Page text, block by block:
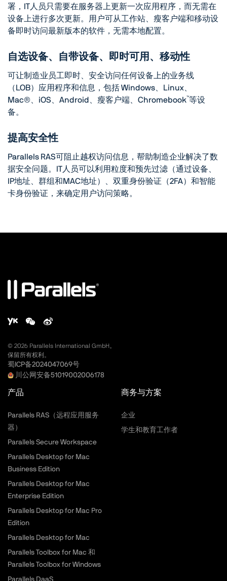
署，IT人员只需要在服务器上更新一次应用程序，而无需在
设备上进行多次更新。用户可从工作站、瘦客户端和移动设
备即时访问最新版本的软件，无需本地配置。
自选设备、自带设备、即时可用、移动性
可让制造业员工即时、安全访问任何设备上的业务线
（LOB）应用程序和信息，包括 Windows、Linux、
Mac®、iOS、Android、瘦客户端、Chromebook™等设
备。
提高安全性
Parallels RAS可阻止越权访问信息，帮助制造企业解决了数
据安全问题。IT人员可以利用粒度和预先过滤（通过设备、
IP地址、群组和MAC地址）、双重身份验证（2FA）和智能
卡身份验证，来确定用户访问策略。
© 2026 Parallels International GmbH。
保留所有权利。
蜀ICP备2024047069号
川公网安备51019002006178
产品
Parallels RAS（远程应用服务
器）
Parallels Secure Workspace
Parallels Desktop for Mac
Business Edition
Parallels Desktop for Mac
Enterprise Edition
Parallels Desktop for Mac Pro
Edition
Parallels Desktop for Mac
Parallels Toolbox for Mac 和
Parallels Toolbox for Windows
Parallels DaaS
商务与方案
企业
学生和教育工作者